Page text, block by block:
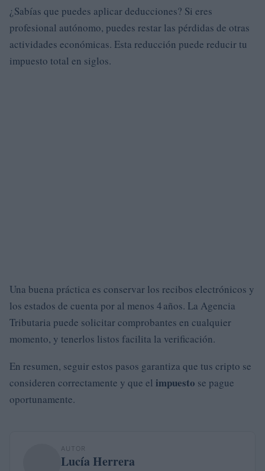
¿Sabías que puedes aplicar deducciones? Si eres
profesional autónomo, puedes restar las pérdidas de otras
actividades económicas. Esta reducción puede reducir tu
impuesto total en siglos.
Una buena práctica es conservar los recibos electrónicos y
los estados de cuenta por al menos 4 años. La Agencia
Tributaria puede solicitar comprobantes en cualquier
momento, y tenerlos listos facilita la verificación.
En resumen, seguir estos pasos garantiza que tus cripto se
consideren correctamente y que el impuesto se pague
oportunamente.
AUTOR
Lucía Herrera